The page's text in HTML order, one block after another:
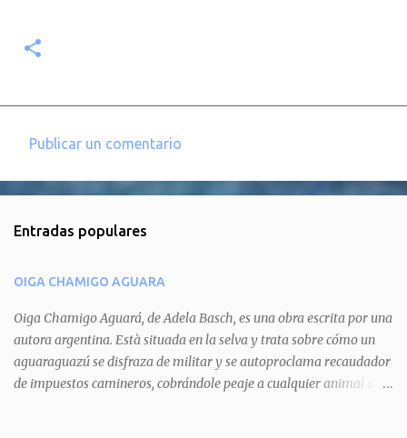
e
t
a
r
i
o
Publicar un comentario
Entradas populares
OIGA CHAMIGO AGUARA
Oiga Chamigo Aguará, de Adela Basch, es una obra escrita por una
autora argentina. Està situada en la selva y trata sobre cómo un
aguaraguazú se disfraza de militar y se autoproclama recaudador
de impuestos camineros, cobrándole peaje a cualquier animal que